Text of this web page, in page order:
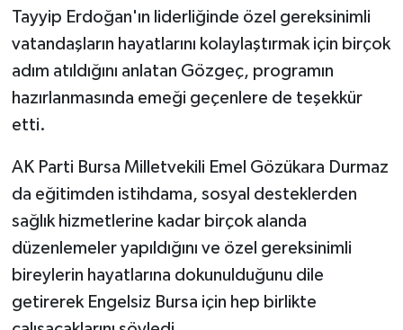
Tayyip Erdoğan'ın liderliğinde özel gereksinimli
vatandaşların hayatlarını kolaylaştırmak için birçok
adım atıldığını anlatan Gözgeç, programın
hazırlanmasında emeği geçenlere de teşekkür
etti.
AK Parti Bursa Milletvekili Emel Gözükara Durmaz
da eğitimden istihdama, sosyal desteklerden
sağlık hizmetlerine kadar birçok alanda
düzenlemeler yapıldığını ve özel gereksinimli
bireylerin hayatlarına dokunulduğunu dile
getirerek Engelsiz Bursa için hep birlikte